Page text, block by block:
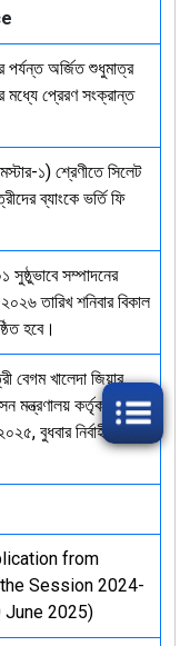
পর্যন্ত অর্জিত শুধুমাত্র
মধ্যে প্রেরণ সংক্রান্ত
১) শ্রেণীতে সিলেট
ব্যাংকে ভর্তি ফি
সুষ্ঠুভাবে সম্পাদনের
তারিখ শনিবার বিকাল
হবে।
বেগম খালেদা জিয়ার
মন্ত্রণালয় কর্তৃক
বুধবার নির্বাহী
from
Session 2024-
2025)